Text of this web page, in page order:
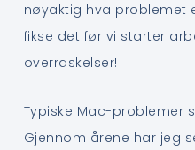
nøyaktig hva problemet
fikse det før vi starter
overraskelser!
Typiske Mac-problemer
Gjennom årene har jeg